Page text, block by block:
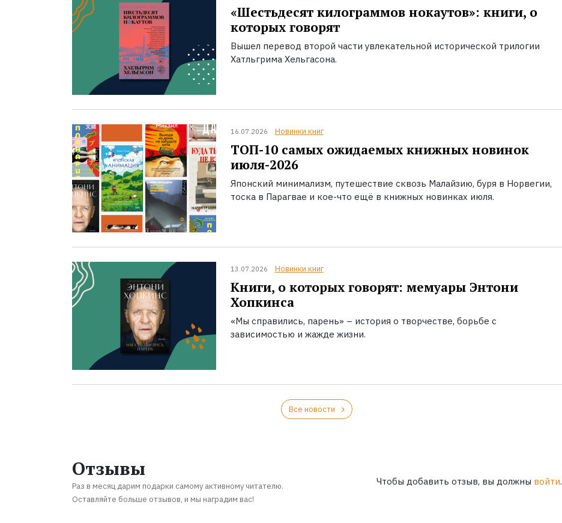
«Шестьдесят килограммов нокаутов»: книги, о
которых говорят
Вышел перевод второй части увлекательной исторической трилогии
Хатльгрима Хельгасона.
16.07.2026 Новинки книг
ТОП-10 самых ожидаемых книжных новинок
июля-2026
Японский минимализм, путешествие сквозь Малайзию, буря в Норвегии,
тоска в Парагвае и кое-что ещё в книжных новинках июля.
13.07.2026 Новинки книг
Книги, о которых говорят: мемуары Энтони
Хопкинса
«Мы справились, парень» – история о творчестве, борьбе с
зависимостью и жажде жизни.
Все новости
Отзывы
Раз в месяц дарим подарки самому активному читателю.
Оставляйте больше отзывов, и мы наградим вас!
Чтобы добавить отзыв, вы должны войти.